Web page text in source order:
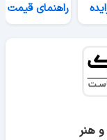
راهنمای قیمت
هنر